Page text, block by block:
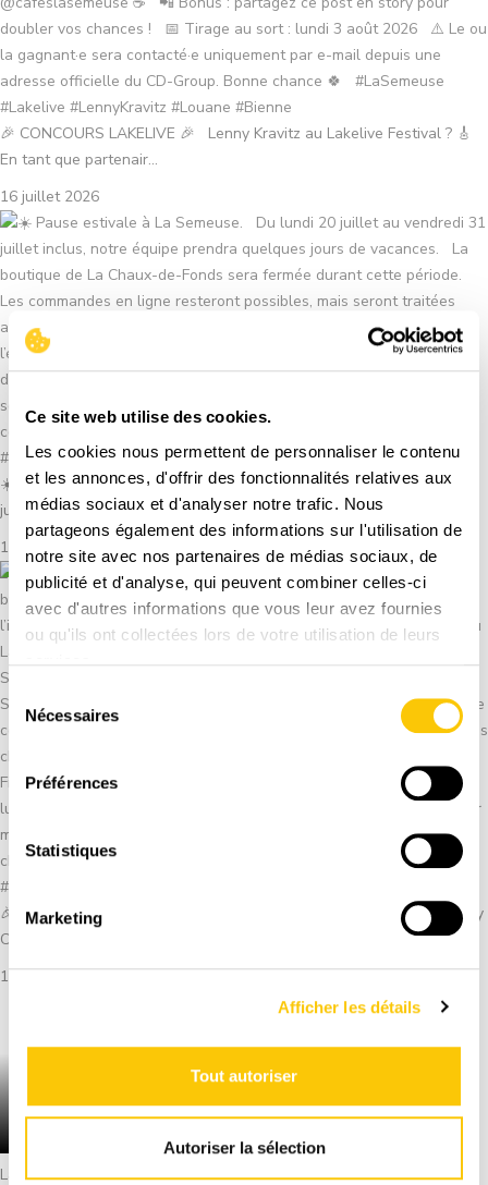
Ce site web utilise des cookies.
Les cookies nous permettent de personnaliser le contenu
et les annonces, d'offrir des fonctionnalités relatives aux
médias sociaux et d'analyser notre trafic. Nous
partageons également des informations sur l'utilisation de
notre site avec nos partenaires de médias sociaux, de
publicité et d'analyse, qui peuvent combiner celles-ci
avec d'autres informations que vous leur avez fournies
ou qu'ils ont collectées lors de votre utilisation de leurs
Nécessaires
Préférences
Statistiques
Marketing
Afficher les détails
Tout autoriser
Autoriser la sélection
🎉 CONCOURS LAKELIVE 🎉 Lenny Kravitz au Lakelive Festival ? 🎸
En tant que partenair...
16 juillet 2026
☀️ Pause estivale à La Semeuse. Du lundi 20 juillet au vendredi 31
juillet inclus, notre ...
16 juillet 2026
🎉 CONCOURS 🎉 Et si votre équipe prenait le départ de Run Mate by
Core Lean 2026 ? 🏃�...
15 juillet 2026
La recette café qui fait pétiller les réseaux. 🫧☕ Son nom : l’Espresso